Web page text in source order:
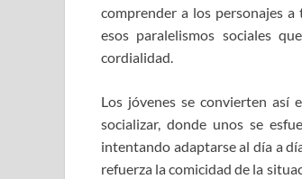
comprender a los personajes
esos paralelismos sociales
cordialidad.
Los jóvenes se convierten así
socializar, donde unos se
intentando adaptarse al día a
refuerza la comicidad de la